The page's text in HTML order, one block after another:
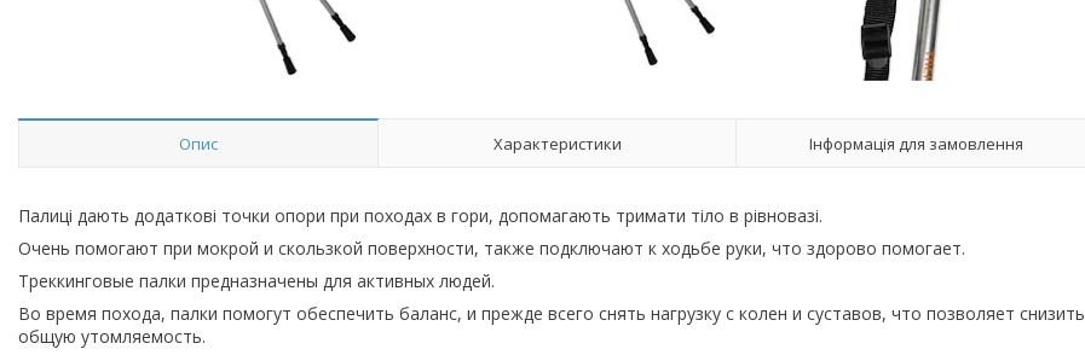
Опис Характеристики Інформація для замовлення
Палиці дають додаткові точки опори при походах в гори, допомагають тримати тіло в рівновазі.
Очень помогают при мокрой и скользкой поверхности, также подключают к ходьбе руки, что здорово помогает.
Треккинговые палки предназначены для активных людей.
Во время похода, палки помогут обеспечить баланс, и прежде всего снять нагрузку с колен и суставов, что позволяет снизить
общую утомляемость.